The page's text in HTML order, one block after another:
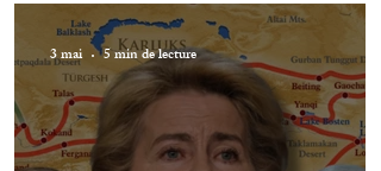
3 mai 5 min de lecture